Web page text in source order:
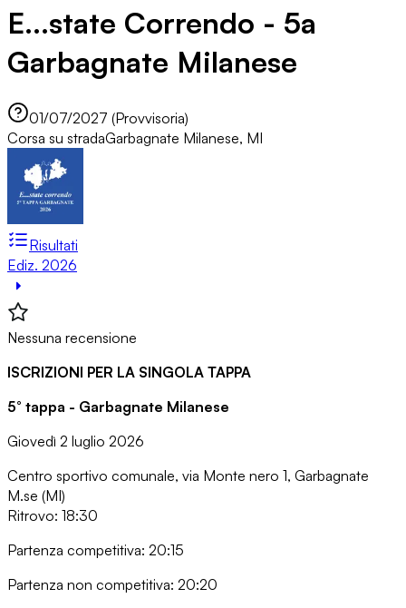
E...state Correndo - 5a
Garbagnate Milanese
01/07/2027 (Provvisoria)
Corsa su stradaGarbagnate Milanese, MI
Risultati
Ediz. 2026
Nessuna recensione
ISCRIZIONI PER LA SINGOLA TAPPA
5° tappa - Garbagnate Milanese
Giovedì 2 luglio 2026
Centro sportivo comunale, via Monte nero 1, Garbagnate
M.se (MI)
Ritrovo: 18:30
Partenza competitiva: 20:15
Partenza non competitiva: 20:20